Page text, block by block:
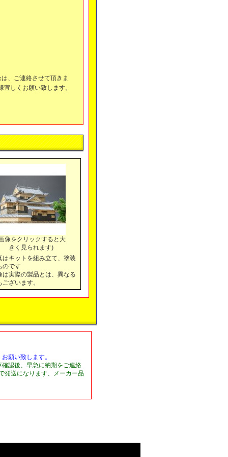
、ご連絡させて頂きま
しくお願い致します。
像をクリックすると大
きく見られます)
キットを組み立て、塗装
のです
実際の製品とは、異なる
ございます。
願い致します。
認後、早急に納期をご連絡
発送になります、メーカー品